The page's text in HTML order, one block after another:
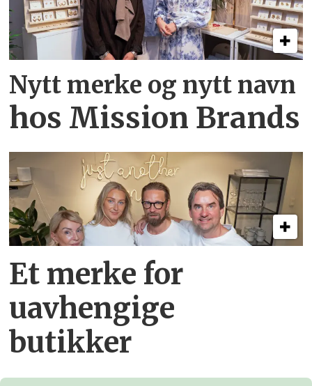
Nytt merke og nytt navn
hos Mission Brands
Et merke for
uavhengige
butikker